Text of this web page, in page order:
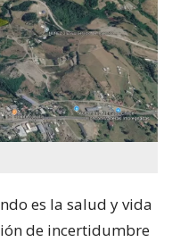
es la salud y vida
de incertidumbre